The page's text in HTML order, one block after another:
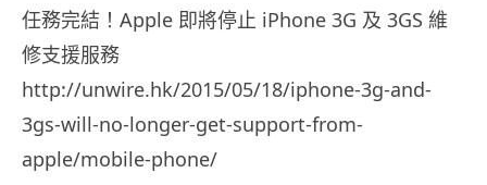
任務完結！Apple 即將停止 iPhone 3G 及 3GS 維
修支援服務
http://unwire.hk/2015/05/18/iphone-3g-and-
3gs-will-no-longer-get-support-from-
apple/mobile-phone/